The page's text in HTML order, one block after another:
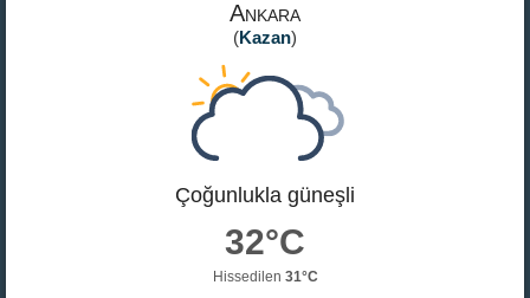
FERUZ KÖYÜ HAVA DURUMU DELIÖREN HAVA DURUMU
SARIYAHŞI HAVA DURUMU KABACA HAVA DURUMU
ALANCIK HAVA DURUMU KEÇIÖREN HAVA DURUMU
YENIMAHALLE HAVA DURUMU
Ankara
(Kazan)
Çoğunlukla güneşli
32°C
Hissedilen 31°C